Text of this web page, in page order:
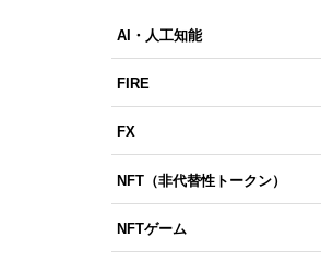
AI・人工知能
FIRE
FX
NFT（非代替性トークン）
NFTゲーム